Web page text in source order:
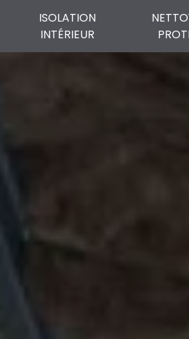
ISOLATION
INTÉRIEUR